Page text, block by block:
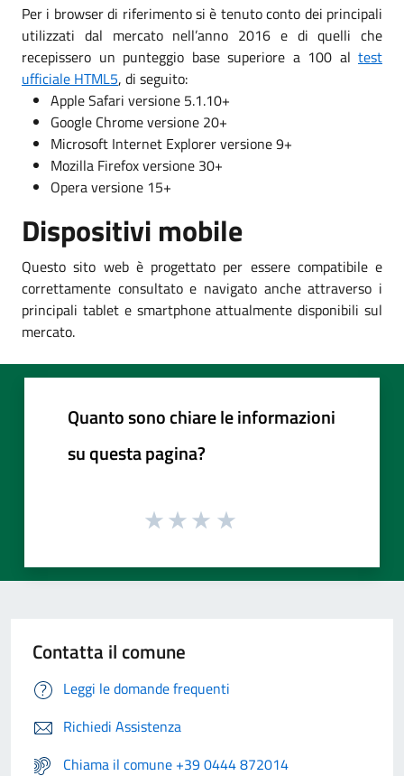
Per i browser di riferimento si è tenuto conto dei principali
utilizzati dal mercato nell’anno 2016 e di quelli che
recepissero un punteggio base superiore a 100 al test
ufficiale HTML5, di seguito:
Apple Safari versione 5.1.10+
Google Chrome versione 20+
Microsoft Internet Explorer versione 9+
Mozilla Firefox versione 30+
Opera versione 15+
Dispositivi mobile
Questo sito web è progettato per essere compatibile e
correttamente consultato e navigato anche attraverso i
principali tablet e smartphone attualmente disponibili sul
mercato.
Quanto sono chiare le informazioni
su questa pagina?
Contatta il comune
Leggi le domande frequenti
Richiedi Assistenza
Chiama il comune +39 0444 872014